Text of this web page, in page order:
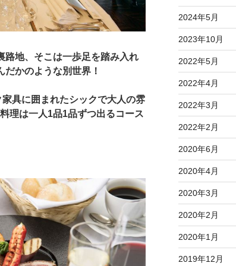
路地、そこは一歩足を踏み入れ
かのような別世界！
具に囲まれたシックで大人の雰
理は一人1品1品ずつ出るコース
2024年5月
2023年10月
2022年5月
2022年4月
2022年3月
2022年2月
2020年6月
2020年4月
2020年3月
2020年2月
2020年1月
2019年12月